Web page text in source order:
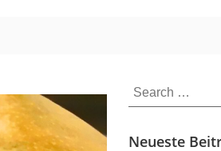
Search
for:
Neueste